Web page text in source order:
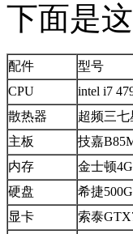
下面是
配件 型号
CPU
intel i7
散热器
超频三
主板
技嘉
内存
金士顿
硬盘
希捷500G
显卡
索泰